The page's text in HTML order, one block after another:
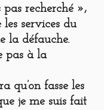
recherché »,
services du
la défauche.
pas à la
qu’on fasse les
je me suis fait